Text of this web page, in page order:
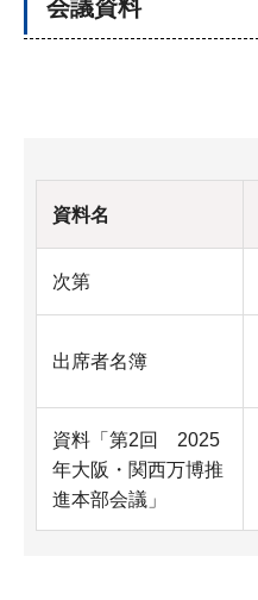
会議資料
資料名
次第
出席者名簿
資料「第2回 2025
年大阪・関西万博推
進本部会議」